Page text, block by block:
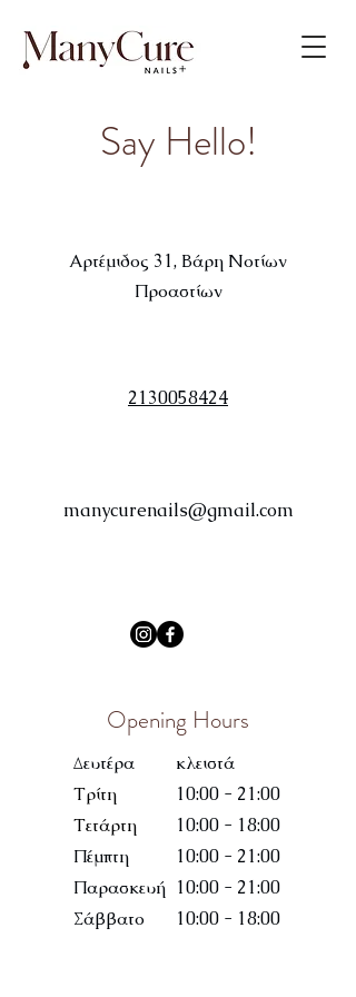
Say Hello!
Αρτέμιδος 31, Βάρη Νοτίων
Προαστίων
2130058424
manycurenails@gmail.com
Opening Hours
Δευτέρα
κλειστά
Τρίτη
10:00 - 21:00
Τετάρτη
10:00 - 18:00
Πέμπτη
10:00 - 21:00
Παρασκευή 10:00 - 21:00
Σάββατο
10:00 - 18:00